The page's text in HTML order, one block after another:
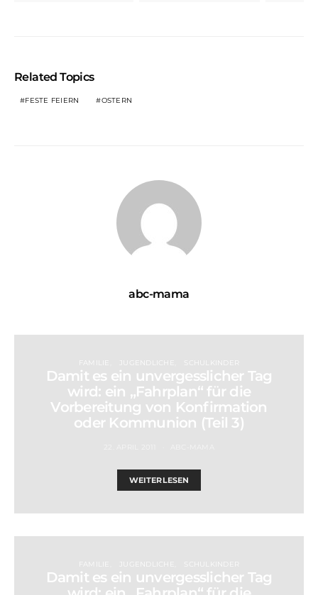
Related Topics
FESTE FEIERN OSTERN
abc-mama
FAMILIE JUGENDLICHE SCHULKINDER
Damit es ein unvergesslicher Tag
wird: ein „Fahrplan“ für die
Vorbereitung von Konfirmation
oder Kommunion (Teil 3)
WEITERLESEN
FAMILIE JUGENDLICHE SCHULKINDER
Damit es ein unvergesslicher Tag